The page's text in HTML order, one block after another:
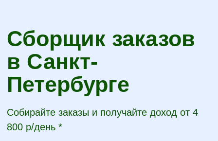
Сборщик заказов
в Санкт-
Петербурге
Собирайте заказы и получайте доход от 4
800 р/день *